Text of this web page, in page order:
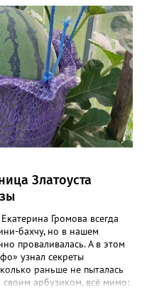
Златоуста
Громова всегда
бахчу, но в нашем
проваливалась. А в этом
узнал секреты
раньше не пыталась
своим арбузиком, всё мимо: